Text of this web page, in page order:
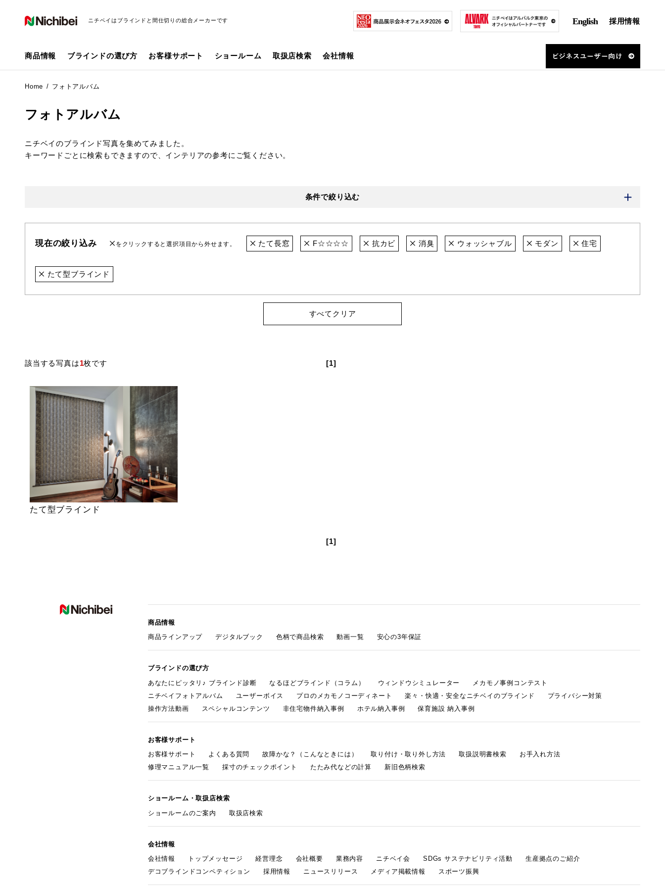
ニチベイはブラインドと間仕切りの総合メーカーです English 採用情報
商品情報 ブラインドの選び方 お客様サポート ショールーム 取扱店検索 会社情報
Home フォトアルバム
フォトアルバム
ニチベイのブラインド写真を集めてみました。
キーワードごとに検索もできますので、インテリアの参考にご覧ください。
条件で絞り込む
現在の絞り込み をクリックすると選択項目から外せます。 たて長窓 F☆☆☆☆ 抗カビ 消臭 ウォッシャブル モダン 住宅
たて型ブラインド
すべてクリア
該当する写真は1枚です [1]
たて型ブラインド
[1]
商品情報
商品ラインアップ
デジタルブック 色柄で商品検索 動画一覧 安心の3年保証
ブラインドの選び方
あなたにピッタリ♪ ブラインド診断
なるほどブラインド（コラム） ウィンドウシミュレーター
メカモノ事例コンテスト
ニチベイフォトアルバム
ユーザーボイス プロのメカモノコーディネート 楽々・快適・安全なニチベイのブラインド
プライバシー対策
操作方法動画
スペシャルコンテンツ 非住宅物件納入事例 ホテル納入事例 保育施設 納入事例
お客様サポート
お客様サポート
よくある質問 故障かな？（こんなときには） 取り付け・取り外し方法 取扱説明書検索
お手入れ方法
修理マニュアル一覧
採寸のチェックポイント たたみ代などの計算 新旧色柄検索
ショールーム・取扱店検索
ショールームのご案内
取扱店検索
会社情報
会社情報
トップメッセージ 経営理念 会社概要 業務内容 ニチベイ会 SDGs サステナビリティ活動
生産拠点のご紹介
デコブラインドコンペティション
採用情報 ニュースリリース メディア掲載情報 スポーツ振興